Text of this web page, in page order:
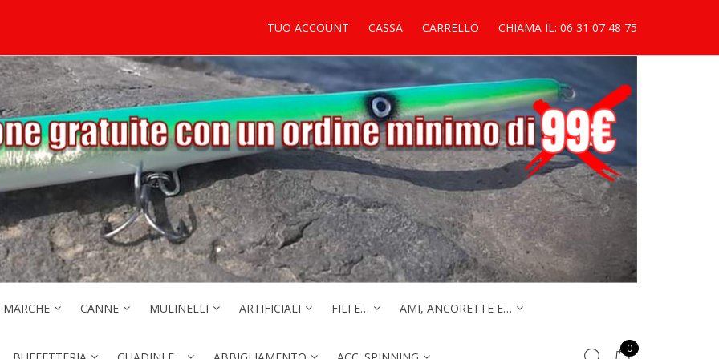
TUO ACCOUNT CASSA CARRELLO CHIAMA IL: 06 31 07 48 75
MARCHE CANNE MULINELLI ARTIFICIALI FILI E… AMI, ANCORETTE E…
0